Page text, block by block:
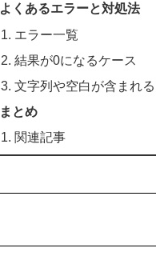
よくあるエラーと対処法
エラー一覧
結果が0になるケース
文字列や空白が含まれる
まとめ
関連記事